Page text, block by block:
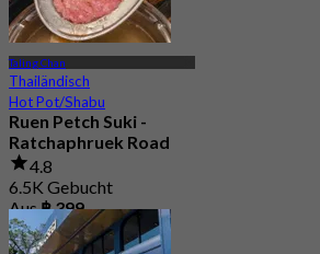
Taling Chan
Thailändisch
Hot Pot/Shabu
Ruen Petch Suki -
Ratchaphruek Road
4.8
6.5K Gebucht
Aus฿ 399